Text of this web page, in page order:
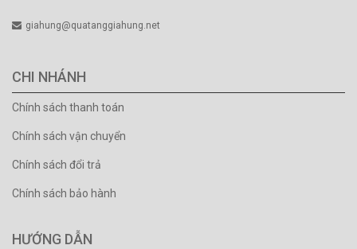
giahung@quatanggiahung.net
CHI NHÁNH
Chính sách thanh toán
Chính sách vận chuyển
Chính sách đổi trả
Chính sách bảo hành
HƯỚNG DẪN